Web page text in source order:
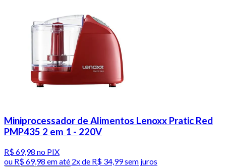
Miniprocessador de Alimentos Lenoxx Pratic Red
PMP435 2 em 1 - 220V
R$ 69,98 no PIX
ou R$ 69,98 em até 2x de R$ 34,99 sem juros